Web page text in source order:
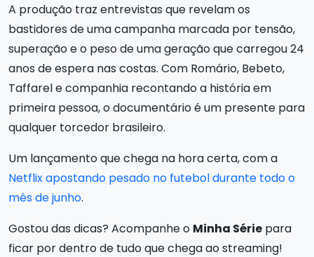
A produção traz entrevistas que revelam os
bastidores de uma campanha marcada por tensão,
superação e o peso de uma geração que carregou 24
anos de espera nas costas. Com Romário, Bebeto,
Taffarel e companhia recontando a história em
primeira pessoa, o documentário é um presente para
qualquer torcedor brasileiro.
Um lançamento que chega na hora certa, com a
Netflix apostando pesado no futebol durante todo o
mês de junho.
Gostou das dicas? Acompanhe o Minha Série para
ficar por dentro de tudo que chega ao streaming!